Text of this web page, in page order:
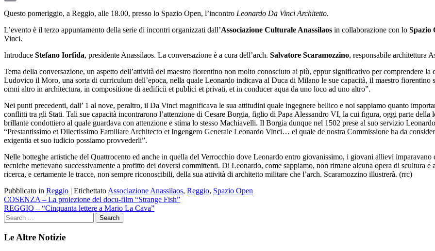
Questo pomeriggio, a Reggio, alle 18.00, presso lo Spazio Open, l’incontro Leonardo Da Vinci Architetto.
L’evento è il terzo appuntamento della serie di incontri organizzati dall’Associazione Culturale Anassilaos in collaborazione con lo Spazio
Vinci.
Introduce Stefano Iorfida, presidente Anassilaos. La conversazione è a cura dell’arch. Salvatore Scaramozzino, responsabile architettura
Tema della conversazione, un aspetto dell’attività del maestro fiorentino non molto conosciuto ai più, eppur significativo per comprendere
Ludovico il Moro, una sorta di curriculum dell’epoca, nella quale Leonardo indicava al Duca di Milano le sue capacità, il maestro fiorentino
omni altro in architectura, in compositione di aedificii et publici et privati, et in conducer aqua da uno loco ad uno altro”.
Nei punti precedenti, dall’ 1 al nove, peraltro, il Da Vinci magnificava le sua attitudini quale ingegnere bellico e noi sappiamo quanto
conflitti tra gli Stati. Tali sue capacità incontrarono l’attenzione di Cesare Borgia, figlio di Papa Alessandro VI, la cui figura, oggi parte della
brillante condottiero al quale guardava con attenzione e stima lo stesso Machiavelli. Il Borgia dunque nel 1502 prese al suo servizio
“Prestantissimo et Dilectissimo Familiare Architecto et Ingengero Generale Leonardo Vinci… el quale de nostra Commissione ha da
exigentia et suo iudicio possiamo provvederli”.
Nelle botteghe artistiche del Quattrocento ed anche in quella del Verrocchio dove Leonardo entro giovanissimo, i giovani allievi
tecniche mettevano successivamente a profitto dei doversi committenti. Di Leonardo, come sappiamo, non rimane alcuna opera di scultura
ricerca, e certamente le tracce, non sempre riconoscibili, della sua attività di architetto militare che l’arch. Scaramozzino illustrerà. (rrc)
Pubblicato in Reggio | EtichettatoAssociazione Anassilaos, Reggio, Spazio Open
Navigazione
articoli
COSENZA – La proiezione del docu-film “Strange Fish”
REGGIO – “Cinquanta lettere a Mario La Cava”
Le Altre Notizie